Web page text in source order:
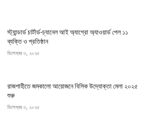
স্ট্যান্ডার্ড চার্টার্ড-চ্যানেল আই অ্যাগ্রো অ্যাওয়ার্ড পেল ১১
ব্যক্তি ও প্রতিষ্ঠান
ডিসেম্বর ৩, ২০২৫
রাজশাহীতে জমকালো আয়োজনে বিসিক উদ্যোক্তা মেলা ২০২৫
শুরু
ডিসেম্বর ৩, ২০২৫